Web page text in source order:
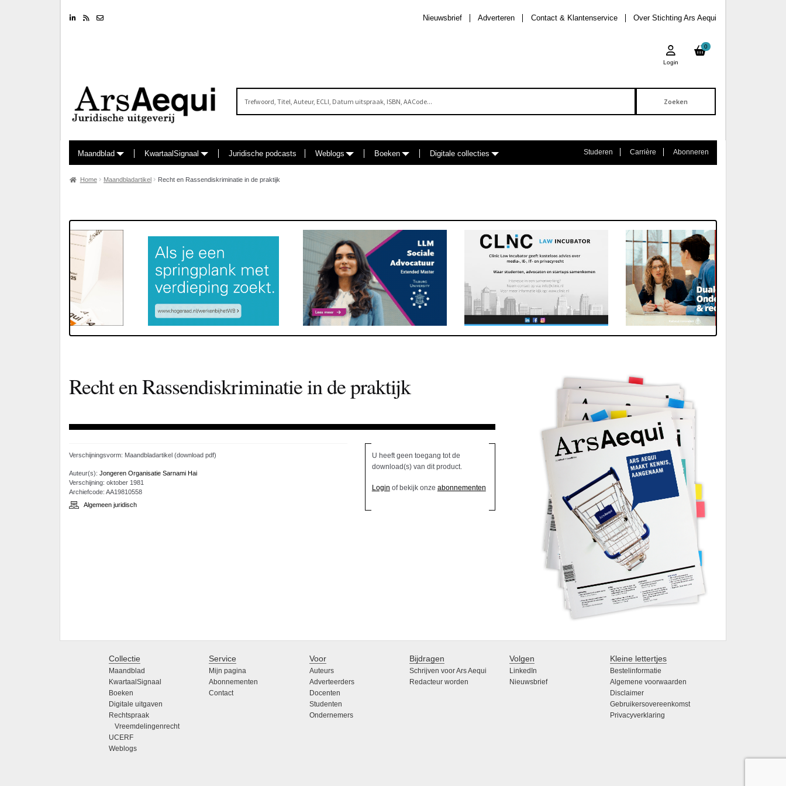
LinkedinRSS feed Over Stichting Ars Aequi
Contact & Klantenservice
Adverteren
Nieuwsbrief
0
Login
Maandblad KwartaalSignaal Juridische podcasts Weblogs Boeken Digitale collecties Studeren Carrière Abonneren
Home Maandbladartikel Recht en Rassendiskriminatie in de praktijk
Recht en Rassendiskriminatie in de praktijk
Verschijningsvorm: Maandbladartikel (download pdf)
Auteur(s): Jongeren Organisatie Sarnami Hai
Verschijning: oktober 1981
Archiefcode: AA19810558
Algemeen juridisch
U heeft geen toegang tot de
download(s) van dit product.
Login of bekijk onze abonnementen
Collectie
Maandblad
KwartaalSignaal
Boeken
Digitale uitgaven
Rechtspraak
Vreemdelingenrecht
UCERF
Weblogs
Service
Mijn pagina
Abonnementen
Contact
Voor
Auteurs
Adverteerders
Docenten
Studenten
Ondernemers
Bijdragen
Schrijven voor Ars Aequi
Redacteur worden
Volgen
LinkedIn
Nieuwsbrief
Kleine lettertjes
Bestelinformatie
Algemene voorwaarden
Disclaimer
Gebruikersovereenkomst
Privacyverklaring